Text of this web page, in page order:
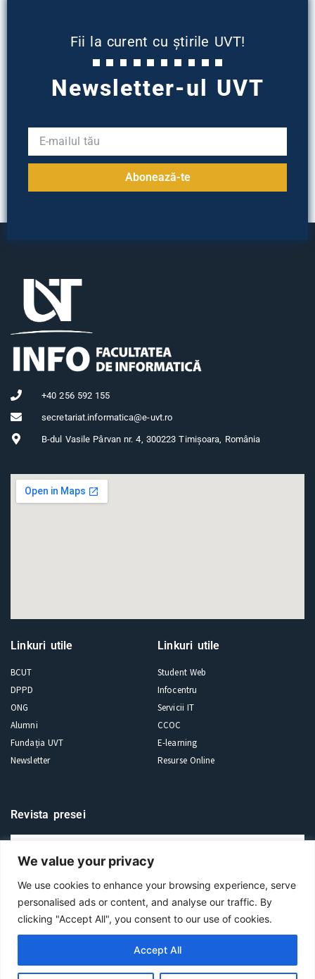
We value your privacy
We use cookies to enhance your browsing experience, serve
personalised ads or content, and analyse our traffic. By
clicking "Accept All", you consent to our use of cookies.
Accept All
Fii la curent cu știrile UVT!
Newsletter-ul UVT
Abonează-te
+40 256 592 155
secretariat.informatica@e-uvt.ro
B-dul Vasile Pârvan nr. 4, 300223 Timișoara, România
Linkuri utile
BCUT
DPPD
ONG
Alumni
Fundația UVT
Newsletter
Linkuri utile
Student Web
Infocentru
Servicii IT
CCOC
E-learning
Resurse Online
Revista presei
Abonează-te
©Universitatea de Vest din Timișoara 2025